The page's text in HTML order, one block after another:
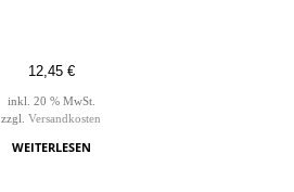
12,45 €
inkl. 20 % MwSt.
zzgl. Versandkosten
WEITERLESEN